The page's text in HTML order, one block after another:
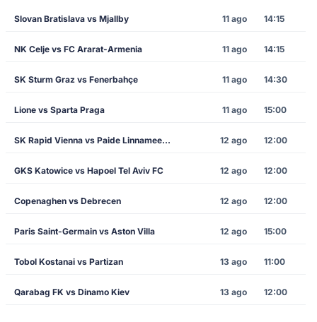
Slovan Bratislava vs Mjallby 11 ago 14:15
NK Celje vs FC Ararat-Armenia 11 ago 14:15
SK Sturm Graz vs Fenerbahçe 11 ago 14:30
Lione vs Sparta Praga 11 ago 15:00
SK Rapid Vienna vs Paide Linnameeskond 12 ago 12:00
GKS Katowice vs Hapoel Tel Aviv FC 12 ago 12:00
Copenaghen vs Debrecen 12 ago 12:00
Paris Saint-Germain vs Aston Villa 12 ago 15:00
Tobol Kostanai vs Partizan 13 ago 11:00
Qarabag FK vs Dinamo Kiev 13 ago 12:00